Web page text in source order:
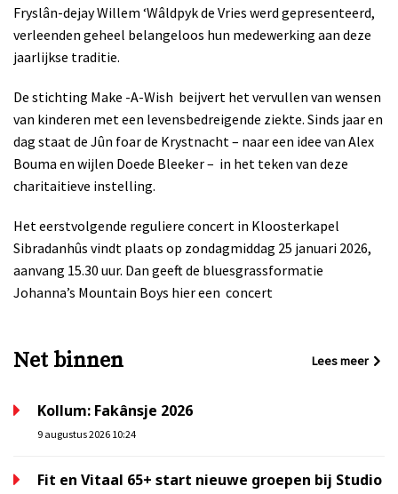
Fryslân-dejay Willem ‘Wâldpyk de Vries werd gepresenteerd,
verleenden geheel belangeloos hun medewerking aan deze
jaarlijkse traditie.
De stichting Make -A-Wish beijvert het vervullen van wensen
van kinderen met een levensbedreigende ziekte. Sinds jaar en
dag staat de Jûn foar de Krystnacht – naar een idee van Alex
Bouma en wijlen Doede Bleeker – in het teken van deze
charitaitieve instelling.
Het eerstvolgende reguliere concert in Kloosterkapel
Sibradanhûs vindt plaats op zondagmiddag 25 januari 2026,
aanvang 15.30 uur. Dan geeft de bluesgrassformatie
Johanna’s Mountain Boys hier een concert
Net binnen Lees meer
Kollum: Fakânsje 2026
9 augustus 2026 10:24
Fit en Vitaal 65+ start nieuwe groepen bij Studio